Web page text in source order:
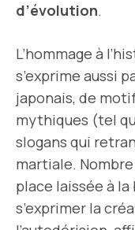
d’évolution.
L’hommage à
s’exprime aussi
japonais, de
mythiques (tel
slogans qui
martiale.
place laissée à
s’exprimer la